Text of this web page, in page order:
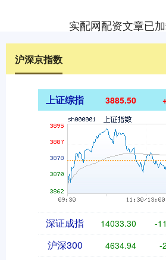
实配网配资文章已
沪深京指数
上证综指 3885.39
深证成指 14033.95 -
沪深300 4634.75 -